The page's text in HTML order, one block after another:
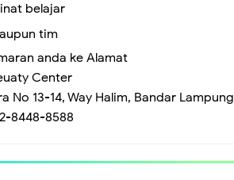
belajar
tim
anda ke Alamat
Center
No 13-14, Way Halim, Bandar Lampung
8448-8588